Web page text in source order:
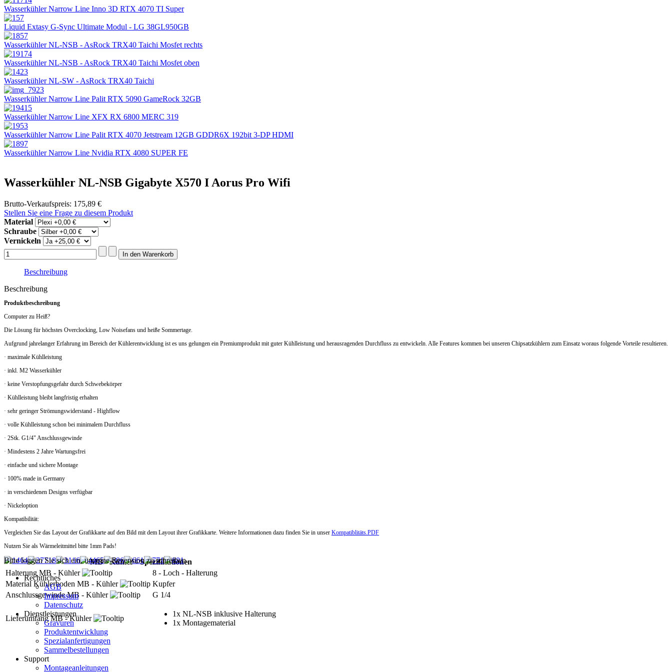
Wasserkühler Narrow Line Inno 3D RTX 4070 TI Super
Liquid Extasy G-Sync Ultimate Modul - LG 38GL950GB
Wasserkühler NL-NSB - AsRock TRX40 Taichi Mosfet rechts
Wasserkühler NL-NSB - AsRock TRX40 Taichi Mosfet oben
Wasserkühler NL-SW - AsRock TRX40 Taichi
Wasserkühler Narrow Line Palit RTX 5090 GameRock 32GB
Wasserkühler Narrow Line XFX RX 6800 MERC 319
Wasserkühler Narrow Line Palit RTX 4070 Jetstream 12GB GDDR6X 192bit 3-DP HDMI
Wasserkühler Narrow Line Nvidia RTX 4080 SUPER FE
Wasserkühler NL-NSB Gigabyte X570 I Aorus Pro Wifi
Brutto-Verkaufspreis: 175,89 €
Stellen Sie eine Frage zu diesem Produkt
Material
Schraube
Vernickeln
Beschreibung
Beschreibung
Produktbeschreibung
Computer zu Heiß?
Die Lösung für höchstes Overclocking, Low Noisefans und heiße Sommertage.
Aufgrund jahrelanger Erfahrung im Bereich der Kühlerentwicklung ist es uns gelungen ein Premiumprodukt mit guter Kühlleistung und herausragenden Durchfluss zu entwickeln. Alle Features kommen bei unseren Chipsatzkühlern zum Einsatz woraus folgende Vorteile resultieren.
· maximale Kühlleistung
· inkl. M2 Wasserkühler
· keine Verstopfungsgefahr durch Schwebekörper
· Kühlleistung bleibt langfristig erhalten
· sehr geringer Strömungswiderstand - Highflow
· volle Kühlleistung schon bei minimalem Durchfluss
· 2Stk. G1/4" Anschlussgewinde
· Mindestens 2 Jahre Wartungsfrei
· einfache und sichere Montage
· 100% made in Germany
· in verschiedenen Designs verfügbar
· Nickeloption
Kompatibilität:
Vergleichen Sie das Layout der Grafikkarte auf den Bild mit dem Layout ihrer Grafikkarte. Weitere Informationen dazu finden Sie in unser Kompatiblitäts.PDF
Nutzen Sie als Wärmeleitmittel bitte 1mm Pads!
MB - Kühler - Spezifikationen
Halterung MB - Kühler
8 - Loch - Halterung
Material Kühlerboden MB - Kühler
Kupfer
Anschlussgewinde MB - Kühler
G 1/4
Lieferumfang MB - Kühler
1x NL-NSB inklusive Halterung
1x Montagematerial
Bitte loggen Sie sich ein, um eine Rezension zu schreiben.
Rechtliches
AGB
Impressum
Datenschutz
Dienstleistungen
Gravuren
Produktentwicklung
Spezialanfertigungen
Sammelbestellungen
Support
Montageanleitungen